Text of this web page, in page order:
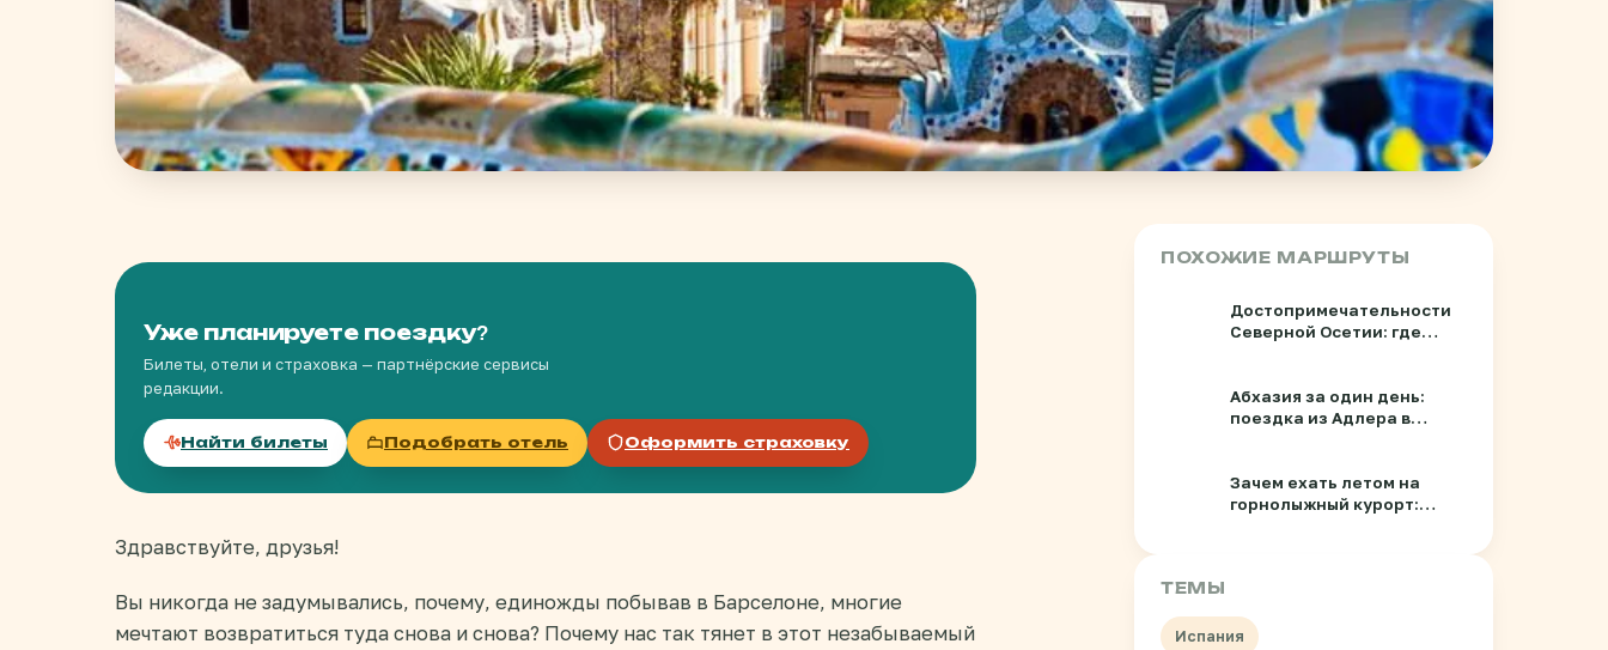
Уже планируете поездку?
Билеты, отели и страховка — партнёрские сервисы
редакции.
Найти билеты Подобрать отель Оформить страховку
Здравствуйте, друзья!
Вы никогда не задумывались, почему, единожды побывав в Барселоне, многие
мечтают возвратиться туда снова и снова? Почему нас так тянет в этот незабываемый
ПОХОЖИЕ МАРШРУТЫ
Достопримечательности
Северной Осетии: где
Абхазия за один день:
поездка из Адлера в
души»
Зачем ехать летом на
горнолыжный курорт:
ТЕМЫ
Испания